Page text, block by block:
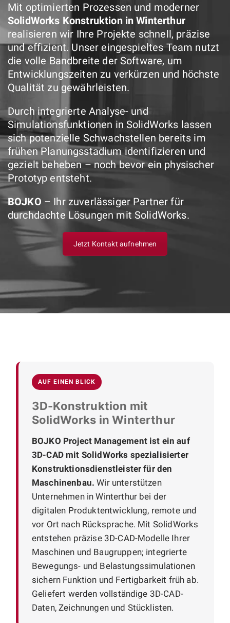
Mit optimierten Prozessen und moderner
SolidWorks Konstruktion in Winterthur
realisieren wir Ihre Projekte schnell, präzise
und effizient. Unser eingespieltes Team nutzt
die volle Bandbreite der Software, um
Entwicklungszeiten zu verkürzen und höchste
Qualität zu gewährleisten.
Durch integrierte Analyse- und
Simulationsfunktionen in SolidWorks lassen
sich potenzielle Schwachstellen bereits im
frühen Planungsstadium identifizieren und
gezielt beheben – noch bevor ein physischer
Prototyp entsteht.
BOJKO – Ihr zuverlässiger Partner für
durchdachte Lösungen mit SolidWorks.
Jetzt Kontakt aufnehmen
AUF EINEN BLICK
3D-Konstruktion mit
SolidWorks in Winterthur
BOJKO Project Management ist ein auf
3D-CAD mit SolidWorks spezialisierter
Konstruktionsdienstleister für den
Maschinenbau. Wir unterstützen
Unternehmen in Winterthur bei der
digitalen Produktentwicklung, remote und
vor Ort nach Rücksprache. Mit SolidWorks
entstehen präzise 3D-CAD-Modelle Ihrer
Maschinen und Baugruppen; integrierte
Bewegungs- und Belastungssimulationen
sichern Funktion und Fertigbarkeit früh ab.
Geliefert werden vollständige 3D-CAD-
Daten, Zeichnungen und Stücklisten.